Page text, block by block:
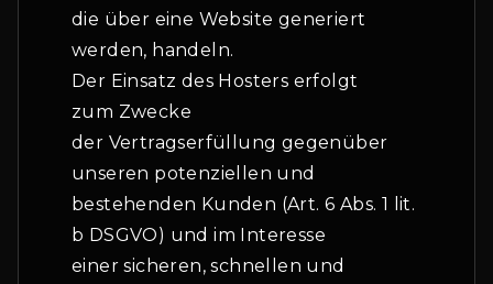
die über eine Website generiert
werden, handeln.
Der Einsatz des Hosters erfolgt
zum Zwecke
der Vertragserfüllung gegenüber
unseren potenziellen und
bestehenden Kunden (Art. 6 Abs. 1 lit.
b DSGVO) und im Interesse
einer sicheren, schnellen und